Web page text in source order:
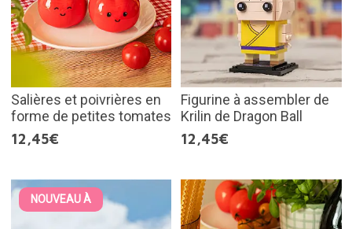
Salières et poivrières en
forme de petites tomates
12,45€
Figurine à assembler de
Krilin de Dragon Ball
12,45€
NOUVEAU À